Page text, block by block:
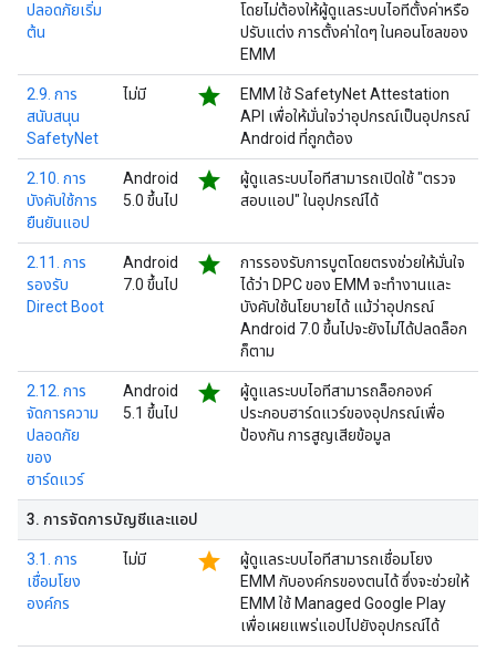
ปลอดภัยเริ่ม
ต้น
โดยไม่ต้องให้ผู้ดูแลระบบไอทีตั้งค่าหรือ
ปรับแต่ง การตั้งค่าใดๆ ในคอนโซลของ
EMM
2.9. การ
สนับสนุน
SafetyNet
ไม่มี star
EMM ใช้ SafetyNet Attestation
API เพื่อให้มั่นใจว่าอุปกรณ์เป็นอุปกรณ์
Android ที่ถูกต้อง
2.10. การ
บังคับใช้การ
ยืนยันแอป
Android
5.0 ขึ้นไป
star
ผู้ดูแลระบบไอทีสามารถเปิดใช้ "ตรวจ
สอบแอป" ในอุปกรณ์ได้
2.11. การ
รองรับ
Direct Boot
Android
7.0 ขึ้นไป
star
การรองรับการบูตโดยตรงช่วยให้มั่นใจ
ได้ว่า DPC ของ EMM จะทำงานและ
บังคับใช้นโยบายได้ แม้ว่าอุปกรณ์
Android 7.0 ขึ้นไปจะยังไม่ได้ปลดล็อก
ก็ตาม
2.12. การ
จัดการความ
ปลอดภัย
ของ
ฮาร์ดแวร์
Android
5.1 ขึ้นไป
star
ผู้ดูแลระบบไอทีสามารถล็อกองค์
ประกอบฮาร์ดแวร์ของอุปกรณ์เพื่อ
ป้องกัน การสูญเสียข้อมูล
3. การจัดการบัญชีและแอป
3.1. การ
เชื่อมโยง
องค์กร
ไม่มี star
ผู้ดูแลระบบไอทีสามารถเชื่อมโยง
EMM กับองค์กรของตนได้ ซึ่งจะช่วยให้
EMM ใช้ Managed Google Play
เพื่อเผยแพร่แอปไปยังอุปกรณ์ได้